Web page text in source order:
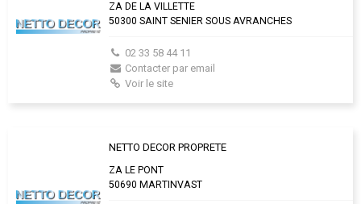
ZA DE LA VILLETTE
50300 SAINT SENIER SOUS AVRANCHES
02 33 58 44 11
Contacter par email
Voir le site
NETTO DECOR PROPRETE
ZA LE PONT
50690 MARTINVAST